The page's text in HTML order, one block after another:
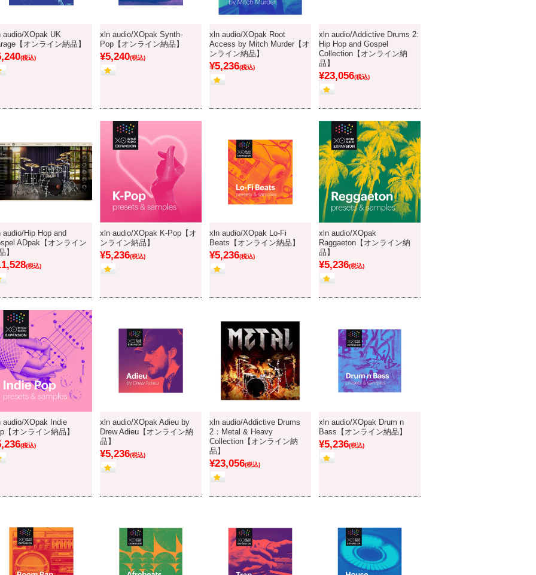
audio/XOpak UK
【オンライン納品】
(税込)
xln audio/XOpak Synth-
Pop【オンライン納品】
¥5,240(税込)
xln audio/XOpak Root
Access by Mitch Murder【オ
ンライン納品】
¥5,236(税込)
xln audio/Addictive Drums 2:
Hip Hop and Gospel
Collection【オンライン納
品】
¥23,056(税込)
audio/Hip Hop and
ADpak【オンライン
】
(税込)
xln audio/XOpak K-Pop【オ
ンライン納品】
¥5,236(税込)
xln audio/XOpak Lo-Fi
Beats【オンライン納品】
¥5,236(税込)
xln audio/XOpak
Raggaeton【オンライン納
品】
¥5,236(税込)
audio/XOpak Indie
【オンライン納品】
(税込)
xln audio/XOpak Adieu by
Drew Adieu【オンライン納
品】
¥5,236(税込)
xln audio/Addictive Drums
2：Metal & Heavy
Collection【オンライン納
品】
¥23,056(税込)
xln audio/XOpak Drum n
Bass【オンライン納品】
¥5,236(税込)